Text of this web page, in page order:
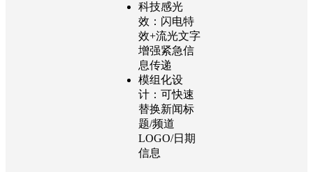
科技感光
效：闪电特
效+流光文字
增强紧急信
息传递
模组化设
计：可快速
替换新闻标
题/频道
LOGO/日期
信息